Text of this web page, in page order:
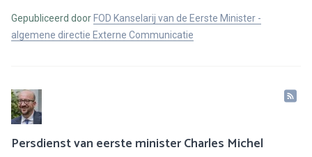
Gepubliceerd door FOD Kanselarij van de Eerste Minister -
algemene directie Externe Communicatie
Persdienst van eerste minister Charles Michel